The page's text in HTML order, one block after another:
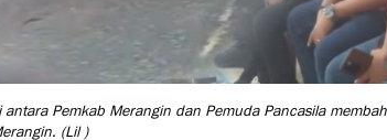
antara Pemkab Merangin dan Pemuda Pancasila
(Lil )